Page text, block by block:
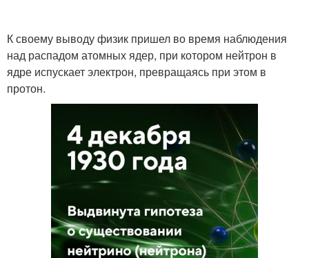
К своему выводу физик пришел во время наблюдения
над распадом атомных ядер, при котором нейтрон в
ядре испускает электрон, превращаясь при этом в
протон.